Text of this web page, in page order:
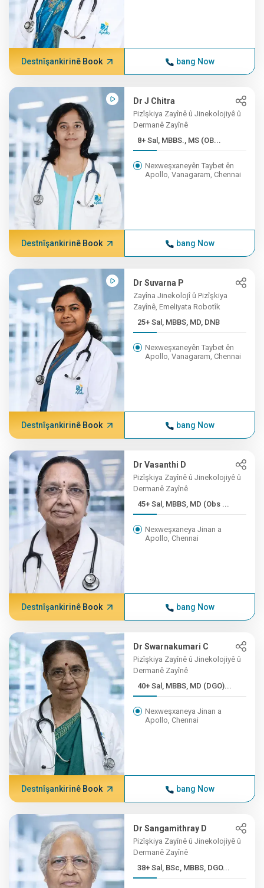
Destnîşankirinê Book bang Now
Dr J Chitra
Pizîşkiya Zayînê û Jinekolojiyê û
Dermanê Zayînê
8+ Sal, MBBS., MS (OB...
Nexweşxaneyên Taybet ên
Apollo, Vanagaram, Chennai
Destnîşankirinê Book bang Now
Dr Suvarna P
Zayîna Jinekolojî û Pizîşkiya
Zayînê, Emeliyata Robotîk
25+ Sal, MBBS, MD, DNB
Nexweşxaneyên Taybet ên
Apollo, Vanagaram, Chennai
Destnîşankirinê Book bang Now
Dr Vasanthi D
Pizîşkiya Zayînê û Jinekolojiyê û
Dermanê Zayînê
45+ Sal, MBBS, MD (Obs ...
Nexweşxaneya Jinan a
Apollo, Chennai
Destnîşankirinê Book bang Now
Dr Swarnakumari C
Pizîşkiya Zayînê û Jinekolojiyê û
Dermanê Zayînê
40+ Sal, MBBS, MD (DGO)...
Nexweşxaneya Jinan a
Apollo, Chennai
Destnîşankirinê Book bang Now
Dr Sangamithray D
Pizîşkiya Zayînê û Jinekolojiyê û
Dermanê Zayînê
38+ Sal, BSc, MBBS, DGO...